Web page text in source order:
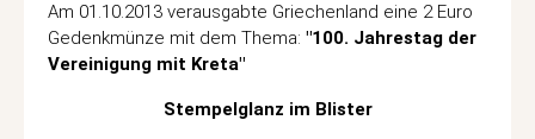
Am 01.10.2013 verausgabte Griechenland eine 2 Euro
Gedenkmünze mit dem Thema: "100. Jahrestag der
Vereinigung mit Kreta"
Stempelglanz im Blister